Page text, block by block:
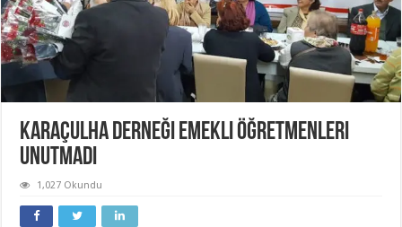
Karaçulha Derneği Emekli Öğretmenleri
Unutmadı
1,027 Okundu